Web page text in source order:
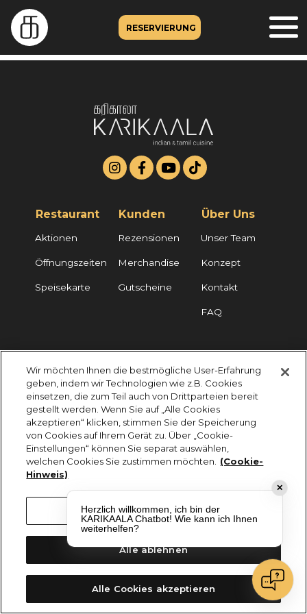
RESERVIERUNG
Restaurant
Aktionen
Öffnungszeiten
Speisekarte
Kunden
Rezensionen
Merchandise
Gutscheine
Über Uns
Unser Team
Konzept
Kontakt
FAQ
KARIKAALA ©2026 - Saily Food Service GmbH
Alle Rechte vorbehalten
Wir möchten Ihnen die bestmögliche User-Erfahrung
geben, indem wir Technologien wie z.B. Cookies
einsetzen, die zum Teil auch von Drittparteien bereit
gestellt werden. Wenn Sie auf „Alle Cookies
akzeptieren“ klicken, stimmen Sie der Speicherung
von Cookies auf Ihrem Gerät zu. Über „Cookie-
Einstellungen“ können Sie separat auswählen,
welchen Cookies Sie zustimmen möchten.
(Cookie-
Hinweis)
Cookie-Einstellungen
Alle ablehnen
Alle Cookies akzeptieren
✕
Herzlich willkommen, ich bin der
KARIKAALA Chatbot! Wie kann ich Ihnen
weiterhelfen?